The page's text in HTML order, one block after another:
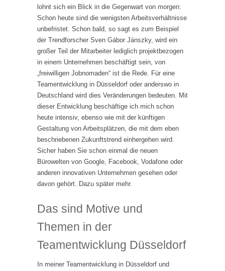
lohnt sich ein Blick in die Gegenwart von morgen:
Schon heute sind die wenigsten Arbeitsverhältnisse
unbefristet. Schon bald, so sagt es zum Beispiel
der Trendforscher Sven Gábor Jánszky, wird ein
großer Teil der Mitarbeiter lediglich projektbezogen
in einem Unternehmen beschäftigt sein, von
„freiwilligen Jobnomaden“ ist die Rede. Für eine
Teamentwicklung in Düsseldorf oder anderswo in
Deutschland wird dies Veränderungen bedeuten. Mit
dieser Entwicklung beschäftige ich mich schon
heute intensiv, ebenso wie mit der künftigen
Gestaltung von Arbeitsplätzen, die mit dem eben
beschriebenen Zukunftstrend einhergehen wird.
Sicher haben Sie schon einmal die neuen
Bürowelten von Google, Facebook, Vodafone oder
anderen innovativen Unternehmen gesehen oder
davon gehört. Dazu später mehr.
Das sind Motive und
Themen in der
Teamentwicklung Düsseldorf
In meiner Teamentwicklung in Düsseldorf und